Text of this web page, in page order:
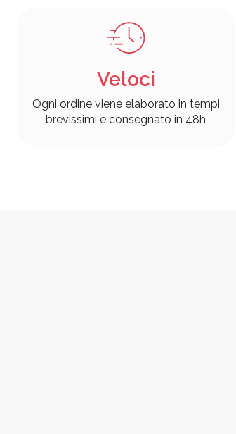
Veloci
Ogni ordine viene elaborato in tempi
brevissimi e consegnato in 48h